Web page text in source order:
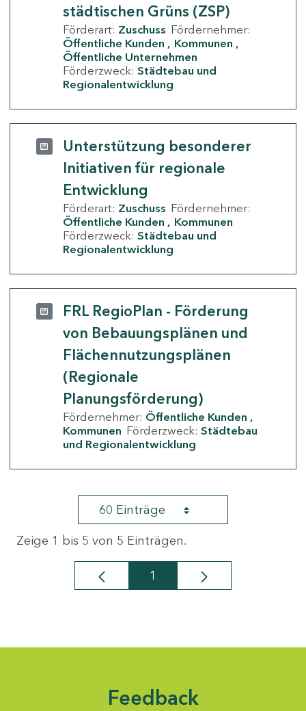
städtischen Grüns (ZSP)
Förderart: Zuschuss Fördernehmer:
Öffentliche Kunden
Kommunen
Öffentliche Unternehmen
Förderzweck: Städtebau und
Regionalentwicklung
Unterstützung besonderer
Initiativen für regionale
Entwicklung
Förderart: Zuschuss Fördernehmer:
Öffentliche Kunden
Kommunen
Förderzweck: Städtebau und
Regionalentwicklung
FRL RegioPlan - Förderung
von Bebauungsplänen und
Flächennutzungsplänen
(Regionale
Planungsförderung)
Fördernehmer: Öffentliche Kunden
Kommunen Förderzweck: Städtebau
und Regionalentwicklung
60 Einträge
Zeige 1 bis 5 von 5 Einträgen.
Seite
1
Feedback